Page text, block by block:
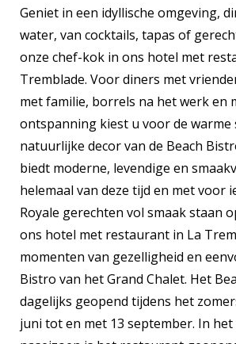
Geniet in een idyllische omgeving,
water, van cocktails, tapas of
onze chef-kok in ons hotel met
Tremblade. Voor diners met
met familie, borrels na het werk en
ontspanning kiest u voor de warme
natuurlijke decor van de Beach
biedt moderne, levendige en
helemaal van deze tijd en met voor
Royale gerechten vol smaak staan
ons hotel met restaurant in La
momenten van gezelligheid en
Bistro van het Grand Chalet. Het
dagelijks geopend tijdens het
juni tot en met 13 september. In